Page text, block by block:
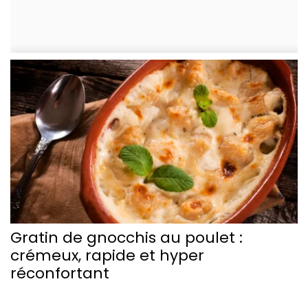
Gratin de gnocchis au poulet :
crémeux, rapide et hyper
réconfortant